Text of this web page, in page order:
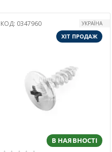
КОД: 0347960
УКРАЇНА
ХІТ ПРОДАЖ
В НАЯВНОСТІ